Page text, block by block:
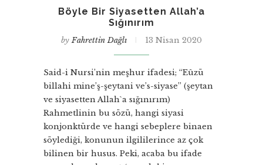
Böyle Bir Siyasetten Allah’a
Sığınırım
byFahrettin Dağlı 13 Nisan 2020
Said-i Nursi’nin meşhur ifadesi; “Eûzü
billahi mine’ş-şeytani ve’s-siyase” (şeytan
ve siyasetten Allah`a sığınırım)
Rahmetlinin bu sözü, hangi siyasi
konjonktürde ve hangi sebeplere binaen
söylediği, konunun ilgililerince az çok
bilinen bir husus. Peki, acaba bu ifade